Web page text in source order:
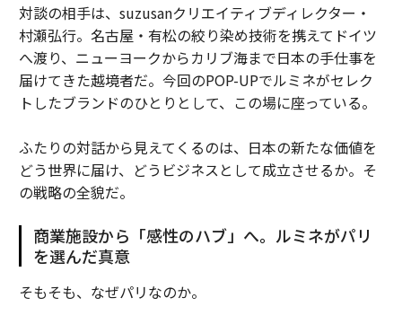
対談の相手は、suzusanクリエイティブディレクター・
村瀬弘行。名古屋・有松の絞り染め技術を携えてドイツ
へ渡り、ニューヨークからカリブ海まで日本の手仕事を
届けてきた越境者だ。今回のPOP-UPでルミネがセレク
トしたブランドのひとりとして、この場に座っている。
ふたりの対話から見えてくるのは、日本の新たな価値を
どう世界に届け、どうビジネスとして成立させるか。そ
の戦略の全貌だ。
商業施設から「感性のハブ」へ。ルミネがパリ
を選んだ真意
そもそも、なぜパリなのか。